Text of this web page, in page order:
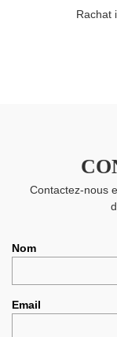
Rachat
Contactez-nous
Nom
Email